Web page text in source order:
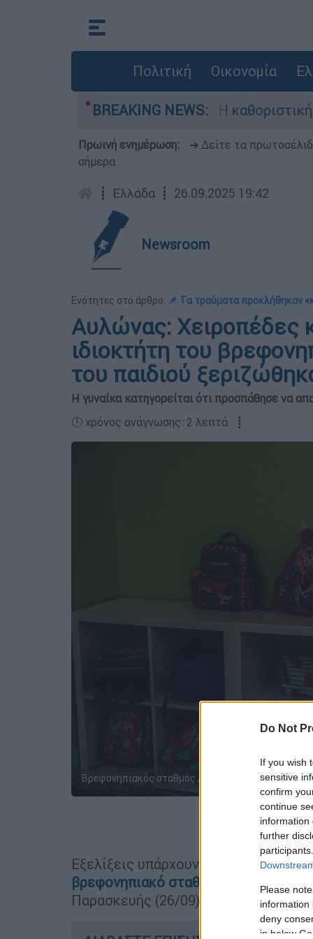
Do Not
If you wish
sensitive
confirm
continue
information
further
Please
information
deny
in below
Πολιτική Οικονομία
BREAKING NEWS:
Γουίλιαμ Όρμπιτ - Η καθοριστική
Πρωινή ενημέρωση: ➔ Δείτε τα
σήμερα
┋ Ελλάδα ┋ 26.09.2025 19:42
Newsroom
Ενότητες στο άρθρο: 📌 Tα τραύματα προκλήθηκαν
Αυλώνας: Χειροπέδες
ιδιοκτήτη του
του παιδιού
Η γυναίκα κατηγορείται ότι προσπάθησε να
🕛 χρόνος ανάγνωσης: 2 λεπτά ┋
Βρεφονηπιακός σταθμός / Eurokinissi
Εξελίξεις υπάρχουν στην
υπόθεση
βρεφονηπιακό σταθμό στον Αυλώνα
Παρασκευής (26/09) συνελήφθη και